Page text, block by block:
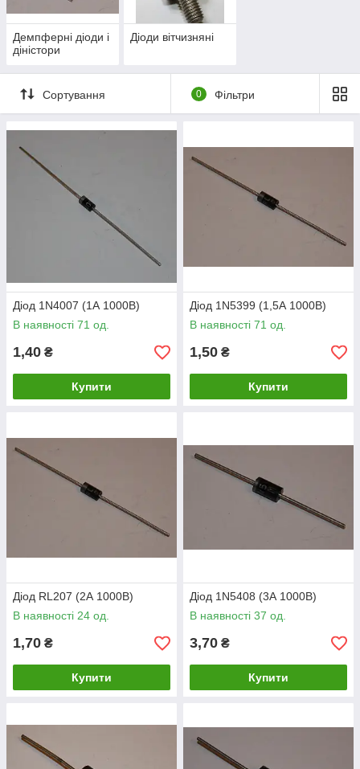
Демпферні діоди і
діністори
Діоди вітчизняні
Сортування 0 Фільтри
Діод 1N4007 (1А 1000В)
В наявності 71 од.
1,40 ₴
Купити
Діод 1N5399 (1,5А 1000В)
В наявності 71 од.
1,50 ₴
Купити
Діод RL207 (2А 1000В)
В наявності 24 од.
1,70 ₴
Купити
Діод 1N5408 (3А 1000В)
В наявності 37 од.
3,70 ₴
Купити